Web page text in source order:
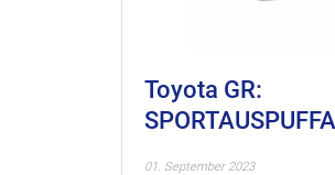
Toyota GR:
01. September 2023